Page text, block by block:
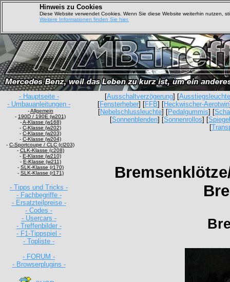
Hinweis zu Cookies
Diese Website verwendet Cookies. Wenn Sie diese Website weiterhin nutzen,
Weitere Informationen finden Sie hier.
- Hauptseite -
- Umbauanleitungen -
-Allgemein
- 190D / 190E (w201)
-A-Klasse (w168)
- C-Klasse (w202)
- C-Klasse (w203)
- C-Klasse (w204)
- C-Sportcoupe / CLC (cl203)
- CLK-Klasse (c208)
- E-Klasse (w210)
- E-Klasse (w211)
- SLK-Klasse (r170)
- SLK-Klasse (r171)
- Tipps und Tricks -
- Fachbegriffe -
- Ersatzteilpreise -
- Codes -
- Usercars -
- Treffenbilder -
- F1-Tippspiel -
- Topliste -
- FORUM -
- Browserplugins -
[Ausschaltverzögerung] [
[Fensterheber] [FFB] [Heckwischer-Aerotwin
[Nebelschlussleuchte] [Pedalgummis] [
[Sonnenblenden] [Sonnenrollos] [
[